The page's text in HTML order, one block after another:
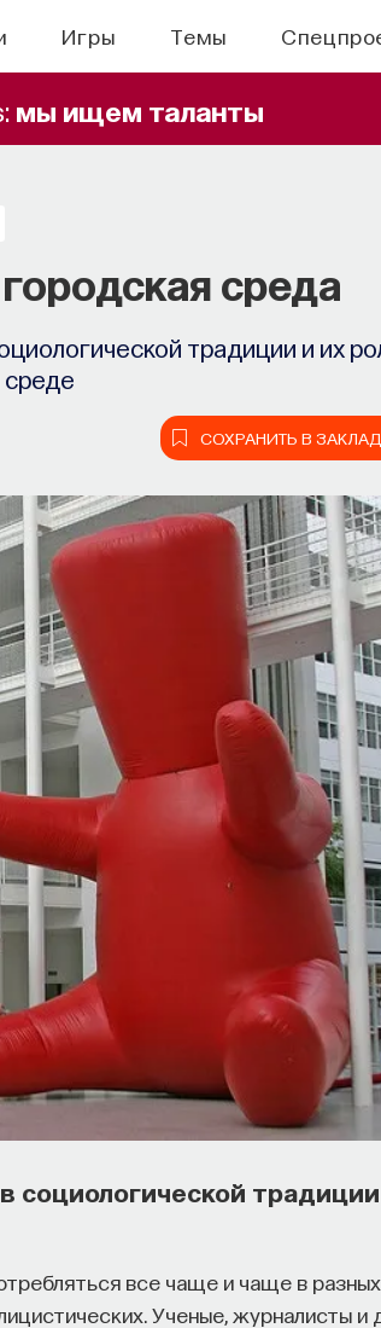
Игры Темы
мы ищем таланты
среда
традиции и их
среде
СОХРАНИТЬ В
социологической традиции
все чаще и чаще в разных
Ученые, журналисты